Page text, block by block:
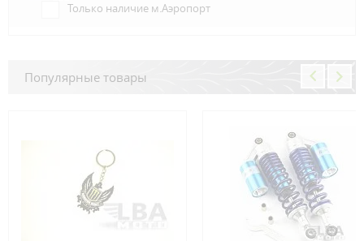
Только наличие м.Аэропорт
Популярные товары